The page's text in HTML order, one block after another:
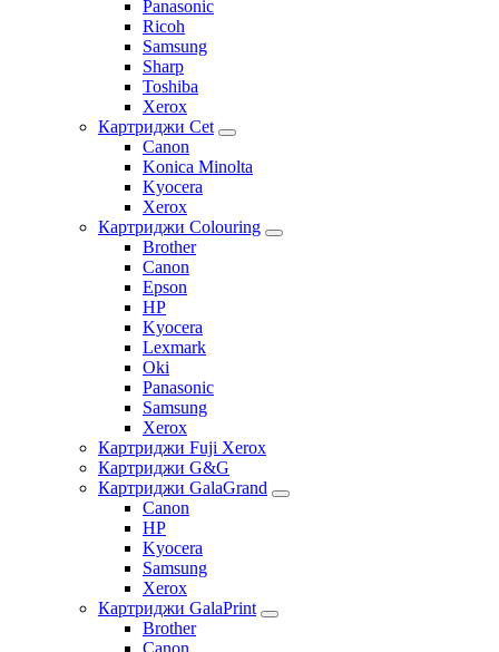
Panasonic
Ricoh
Samsung
Sharp
Toshiba
Xerox
Картриджи Cet
Canon
Konica Minolta
Kyocera
Xerox
Картриджи Colouring
Brother
Canon
Epson
HP
Kyocera
Lexmark
Oki
Panasonic
Samsung
Xerox
Картриджи Fuji Xerox
Картриджи G&G
Картриджи GalaGrand
Canon
HP
Kyocera
Samsung
Xerox
Картриджи GalaPrint
Brother
Canon